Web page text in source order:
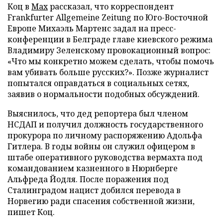
Коц в Махрассказал, что корреспондент
Frankfurter Allgemeine Zeitung по Юго-Восточной
Европе Михаэль Мартенс задал на пресс-
конференции в Белграде главе киевского режима
Владимиру Зеленскому провокационный вопрос:
«Что мы конкретно можем сделать, чтобы помочь
вам убивать больше русских?». Позже журналист
попытался оправдаться в социальных сетях,
заявив о нормальности подобных обсуждений.
Выяснилось, что дед репортера был членом
НСДАП и получил должность государственного
прокурора по личному распоряжению Адольфа
Гитлера. В годы войны он служил офицером в
штабе оперативного руководства вермахта под
командованием казненного в Нюрнберге
Альфреда Йодля. После поражения под
Сталинградом нацист добился перевода в
Норвегию ради спасения собственной жизни,
пишет Коц.